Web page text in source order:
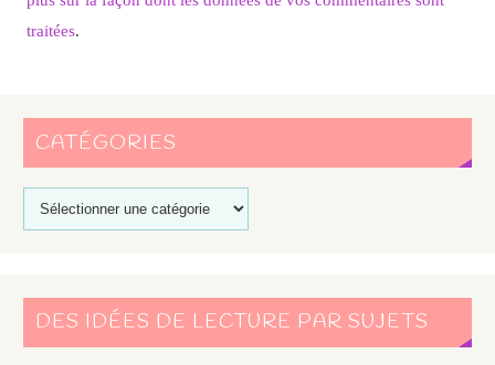
traitées.
CATÉGORIES
DES IDÉES DE LECTURE PAR SUJETS